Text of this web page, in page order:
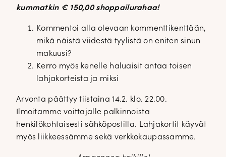
kummatkin € 150,00 shoppailurahaa!
Kommentoi alla olevaan kommenttikenttään,
mikä näistä viidestä tyylistä on eniten sinun
makuusi?
Kerro myös kenelle haluaisit antaa toisen
lahjakorteista ja miksi
Arvonta päättyy tiistaina 14.2. klo. 22.00.
Ilmoitamme voittajalle palkinnoista
henkilökohtaisesti sähköpostilla. Lahjakortit käyvät
myös liikkeessämme sekä verkkokaupassamme.